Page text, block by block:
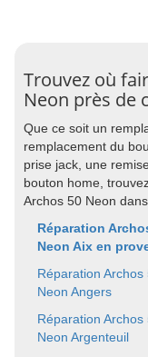
Trouvez où
Neon près de
Que ce soit un
remplacement du
prise jack, une
bouton home,
Archos 50 Neon
Réparation
Neon Aix en
Réparation Archos
Neon Angers
Réparation Archos
Neon Argenteuil